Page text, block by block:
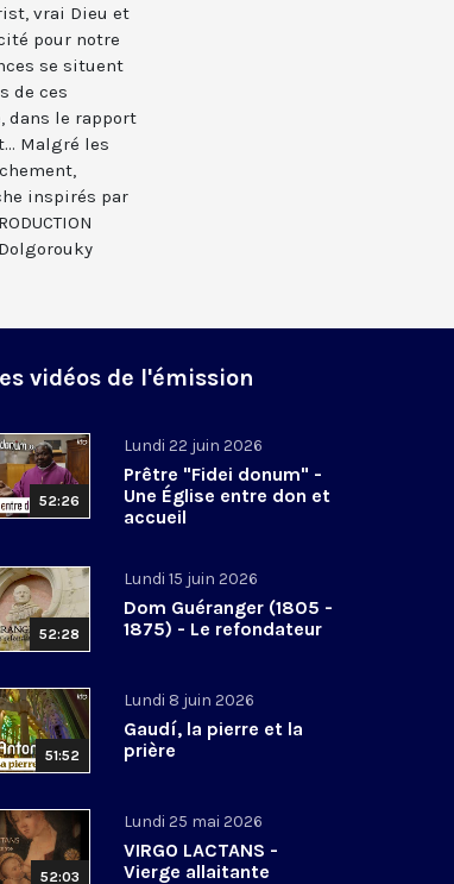
vrai Dieu et
pour notre
se situent
de ces
dans le rapport
Malgré les
inspirés par
vidéos de l'émission
52:26
Lundi 22 juin 2026
Prêtre "Fidei donum" -
Une Église entre don et
accueil
52:28
Lundi 15 juin 2026
Dom Guéranger (1805 -
1875) - Le refondateur
51:52
Lundi 8 juin 2026
Gaudí, la pierre et la
prière
52:03
Lundi 25 mai 2026
VIRGO LACTANS -
Vierge allaitante